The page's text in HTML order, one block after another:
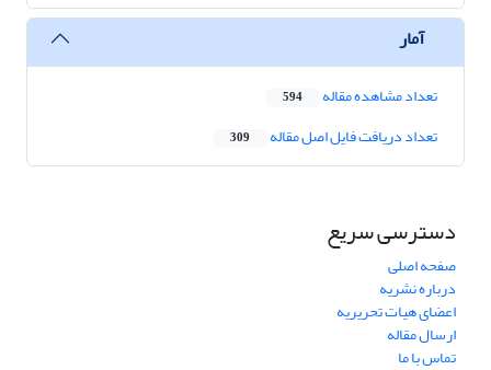
آمار
تعداد مشاهده مقاله 594
تعداد دریافت فایل اصل مقاله 309
دسترسی سریع
صفحه اصلی
درباره نشریه
اعضای هیات تحریریه
ارسال مقاله
تماس با ما